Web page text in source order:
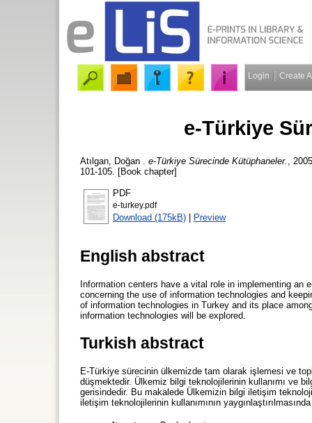
Login Create
e-Türkiye
Atılgan, Doğan e-Türkiye Sürecinde Kütüphaneler.
,
101-105. [Book chapter]
PDF
e-turkey.pdf
Download (175kB) | Preview
English abstract
Information centers have a vital role in implementing an
concerning the use of information technologies and
of information technologies in Turkey and its place
information technologies will be explored.
Turkish abstract
E-Türkiye sürecinin ülkemizde tam olarak işlemesi ve
düşmektedir. Ülkemiz bilgi teknolojilerinin kullanımı ve
gerisindedir. Bu makalede Ülkemizin bilgi iletişim
iletişim teknolojilerinin kullanımının